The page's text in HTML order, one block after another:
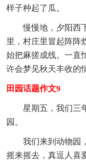
样子种起了瓜。
慢慢地，夕阳西
里，村庄里冒起阵阵
始把麻搓成线。一直
许会梦见秋天丰收
田园话题作文9
星期五，我们三
园。
我们来到动物园
摇来摇去，真逗人喜